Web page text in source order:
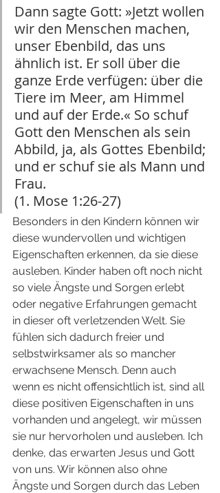
Dann sagte Gott: »Jetzt wollen
wir den Menschen machen,
unser Ebenbild, das uns
ähnlich ist. Er soll über die
ganze Erde verfügen: über die
Tiere im Meer, am Himmel
und auf der Erde.« So schuf
Gott den Menschen als sein
Abbild, ja, als Gottes Ebenbild;
und er schuf sie als Mann und
Frau.
(1. Mose 1:26-27)
Besonders in den Kindern können wir
diese wundervollen und wichtigen
Eigenschaften erkennen, da sie diese
ausleben. Kinder haben oft noch nicht
so viele Ängste und Sorgen erlebt
oder negative Erfahrungen gemacht
in dieser oft verletzenden Welt. Sie
fühlen sich dadurch freier und
selbstwirksamer als so mancher
erwachsene Mensch. Denn auch
wenn es nicht offensichtlich ist, sind all
diese positiven Eigenschaften in uns
vorhanden und angelegt, wir müssen
sie nur hervorholen und ausleben. Ich
denke, das erwarten Jesus und Gott
von uns. Wir können also ohne
Ängste und Sorgen durch das Leben